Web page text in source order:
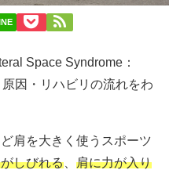
Space Syndrome：
因・リハビリの流れをわ
肩を大きく使うスポーツ
しびれる
肩に力が入り